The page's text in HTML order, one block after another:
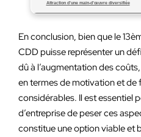
Attraction d’une main-d’œuvre diversifiée
En conclusion, bien que le
CDD puisse représenter un
dû à l’augmentation des
en termes de motivation et
considérables. Il est essentiel
d’entreprise de peser ces
constitue une option viable et